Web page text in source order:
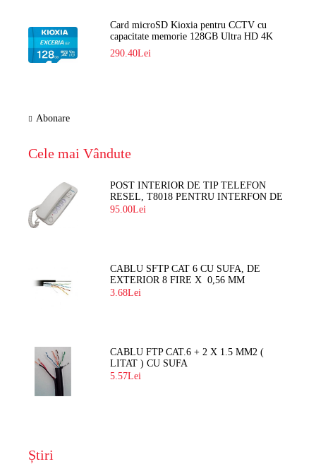
Card microSD Kioxia pentru CCTV cu
capacitate memorie 128GB Ultra HD 4K
LMEX2L128GG2
290.40Lei
Abonare
Cele mai Vândute
POST INTERIOR DE TIP TELEFON
RESEL, T8018 PENTRU INTERFON DE
BLOC
95.00Lei
CABLU SFTP CAT 6 CU SUFA, DE
EXTERIOR 8 FIRE X 0,56 MM
3.68Lei
CABLU FTP CAT.6 + 2 X 1.5 MM2 (
LITAT ) CU SUFA
5.57Lei
Știri